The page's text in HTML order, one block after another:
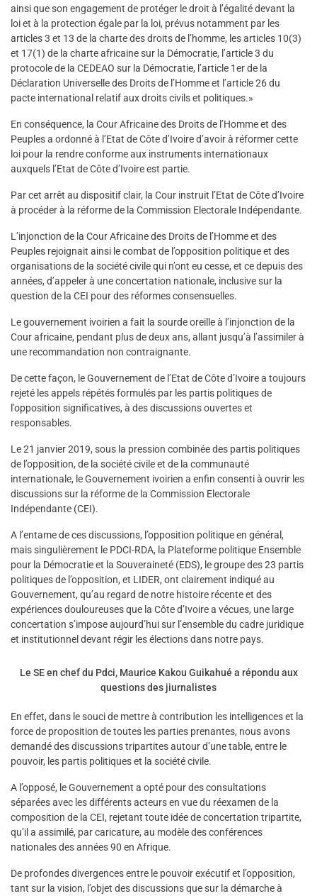
ainsi que son engagement de protéger le droit à l’égalité devant la
loi et à la protection égale par la loi, prévus notamment par les
articles 3 et 13 de la charte des droits de l’homme, les articles 10(3)
et 17(1) de la charte africaine sur la Démocratie, l’article 3 du
protocole de la CEDEAO sur la Démocratie, l’article 1er de la
Déclaration Universelle des Droits de l’Homme et l’article 26 du
pacte international relatif aux droits civils et politiques.»
En conséquence, la Cour Africaine des Droits de l’Homme et des
Peuples a ordonné à l’Etat de Côte d’Ivoire d’avoir à réformer cette
loi pour la rendre conforme aux instruments internationaux
auxquels l’Etat de Côte d’Ivoire est partie.
Par cet arrêt au dispositif clair, la Cour instruit l’Etat de Côte d’Ivoire
à procéder à la réforme de la Commission Electorale Indépendante.
L’injonction de la Cour Africaine des Droits de l’Homme et des
Peuples rejoignait ainsi le combat de l’opposition politique et des
organisations de la société civile qui n’ont eu cesse, et ce depuis des
années, d’appeler à une concertation nationale, inclusive sur la
question de la CEI pour des réformes consensuelles.
Le gouvernement ivoirien a fait la sourde oreille à l’injonction de la
Cour africaine, pendant plus de deux ans, allant jusqu’à l’assimiler à
une recommandation non contraignante.
De cette façon, le Gouvernement de l’Etat de Côte d’Ivoire a toujours
rejeté les appels répétés formulés par les partis politiques de
l’opposition significatives, à des discussions ouvertes et
responsables.
Le 21 janvier 2019, sous la pression combinée des partis politiques
de l’opposition, de la société civile et de la communauté
internationale, le Gouvernement ivoirien a enfin consenti à ouvrir les
discussions sur la réforme de la Commission Electorale
Indépendante (CEI).
A l’entame de ces discussions, l’opposition politique en général,
mais singulièrement le PDCI-RDA, la Plateforme politique Ensemble
pour la Démocratie et la Souveraineté (EDS), le groupe des 23 partis
politiques de l’opposition, et LIDER, ont clairement indiqué au
Gouvernement, qu’au regard de notre histoire récente et des
expériences douloureuses que la Côte d’Ivoire a vécues, une large
concertation s’impose aujourd’hui sur l’ensemble du cadre juridique
et institutionnel devant régir les élections dans notre pays.
Le SE en chef du Pdci, Maurice Kakou Guikahué a répondu aux
questions des jiurnalistes
En effet, dans le souci de mettre à contribution les intelligences et la
force de proposition de toutes les parties prenantes, nous avons
demandé des discussions tripartites autour d’une table, entre le
pouvoir, les partis politiques et la société civile.
A l’opposé, le Gouvernement a opté pour des consultations
séparées avec les différents acteurs en vue du réexamen de la
composition de la CEI, rejetant toute idée de concertation tripartite,
qu’il a assimilé, par caricature, au modèle des conférences
nationales des années 90 en Afrique.
De profondes divergences entre le pouvoir exécutif et l’opposition,
tant sur la vision, l’objet des discussions que sur la démarche à